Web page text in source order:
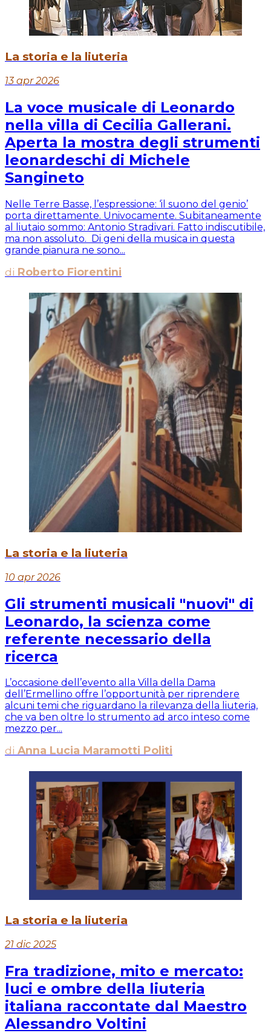
La storia e la liuteria
13 apr 2026
La voce musicale di Leonardo
nella villa di Cecilia Gallerani.
Aperta la mostra degli strumenti
leonardeschi di Michele
Sangineto
Nelle Terre Basse, l’espressione: ‘il suono del genio’
porta direttamente. Univocamente. Subitaneamente
al liutaio sommo: Antonio Stradivari. Fatto indiscutibile,
ma non assoluto. Di geni della musica in questa
grande pianura ne sono...
di Roberto Fiorentini
La storia e la liuteria
10 apr 2026
Gli strumenti musicali "nuovi" di
Leonardo, la scienza come
referente necessario della
ricerca
L’occasione dell’evento alla Villa della Dama
dell’Ermellino offre l’opportunità per riprendere
alcuni temi che riguardano la rilevanza della liuteria,
che va ben oltre lo strumento ad arco inteso come
mezzo per...
di Anna Lucia Maramotti Politi
La storia e la liuteria
21 dic 2025
Fra tradizione, mito e mercato:
luci e ombre della liuteria
italiana raccontate dal Maestro
Alessandro Voltini